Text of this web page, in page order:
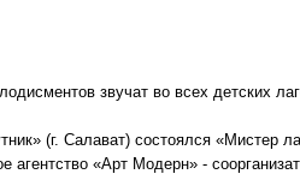
звучат во всех детских
(г. Салават) состоялся «Мистер
«Арт Модерн» -